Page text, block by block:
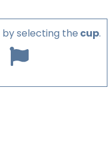
by selecting the cup.